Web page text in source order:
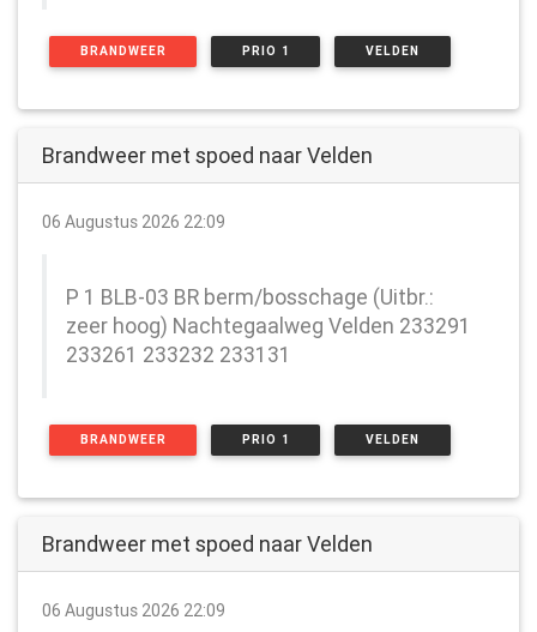
BRANDWEER PRIO 1 VELDEN
Brandweer met spoed naar Velden
06 Augustus 2026 22:09
P 1 BLB-03 BR berm/bosschage (Uitbr.:
zeer hoog) Nachtegaalweg Velden 233291
233261 233232 233131
BRANDWEER PRIO 1 VELDEN
Brandweer met spoed naar Velden
06 Augustus 2026 22:09